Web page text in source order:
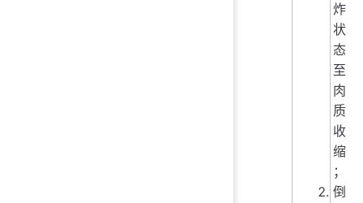
炸
状
态
至
肉
质
收
缩
；
倒